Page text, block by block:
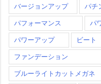
バージョンアップ パチ
パフォーマンス パ
パワーアップ ビート
ファンデーション
ブルーライトカットメガネ